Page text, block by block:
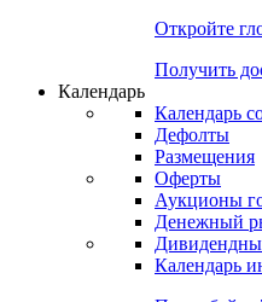
Откройте
Получить
Календарь
Календарь
Дефолты
Размещения
Оферты
Аукционы
Денежный
Календарь